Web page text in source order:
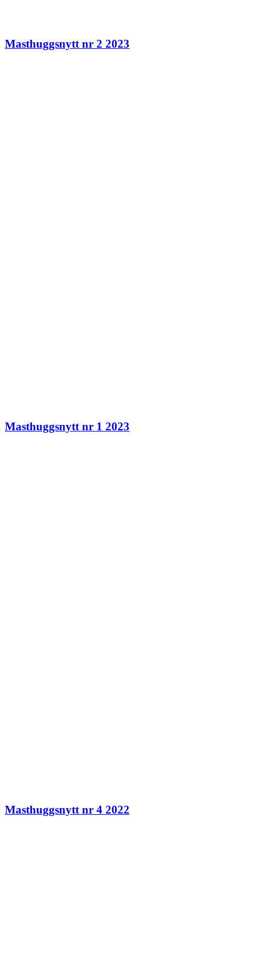
Masthuggsnytt nr 2 2023
Masthuggsnytt nr 1 2023
Masthuggsnytt nr 4 2022